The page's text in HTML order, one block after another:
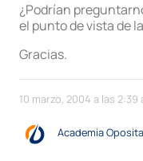
¿Podrían
el punto de vista de
Gracias.
10 marzo, 2004 a las 2:39
Academia